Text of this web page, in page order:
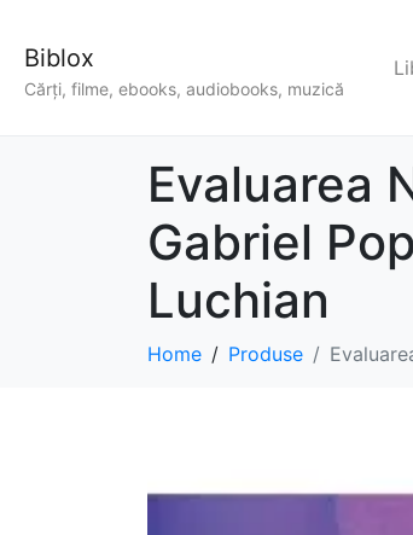
Biblox
Cărți, filme, ebooks, audiobooks, muzică
Evaluarea
Gabriel
Luchian
Home Produse